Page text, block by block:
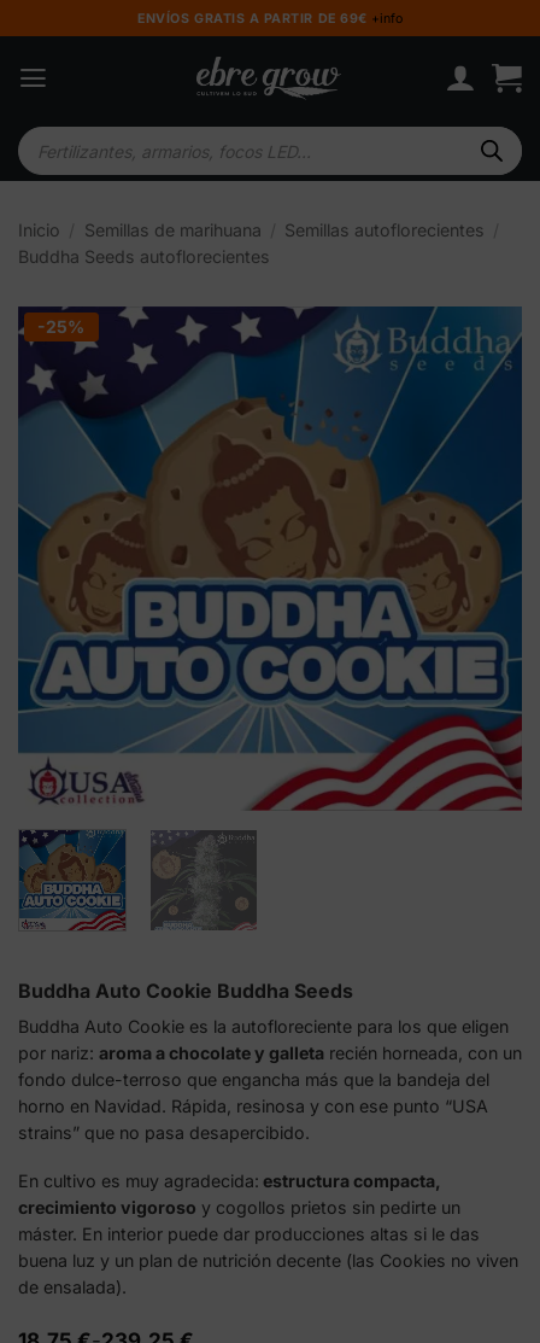
al
contenido
ENVÍOS GRATIS A PARTIR DE 69€ +info
Búsqueda
de
productos
Inicio Semillas de marihuana Semillas autoflorecientes
Buddha Seeds autoflorecientes
-25%
Buddha Auto Cookie Buddha Seeds
Buddha Auto Cookie es la autofloreciente para los que eligen
por nariz: aroma a chocolate y galleta recién horneada, con un
fondo dulce-terroso que engancha más que la bandeja del
horno en Navidad. Rápida, resinosa y con ese punto “USA
strains” que no pasa desapercibido.
En cultivo es muy agradecida: estructura compacta,
crecimiento vigoroso y cogollos prietos sin pedirte un
máster. En interior puede dar producciones altas si le das
buena luz y un plan de nutrición decente (las Cookies no viven
de ensalada).